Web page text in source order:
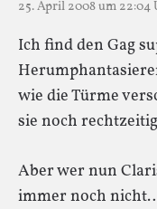
25. April 2008 um 22:04
Ich find den Gag
wie die Türme
sie noch
Aber wer nun
immer noch